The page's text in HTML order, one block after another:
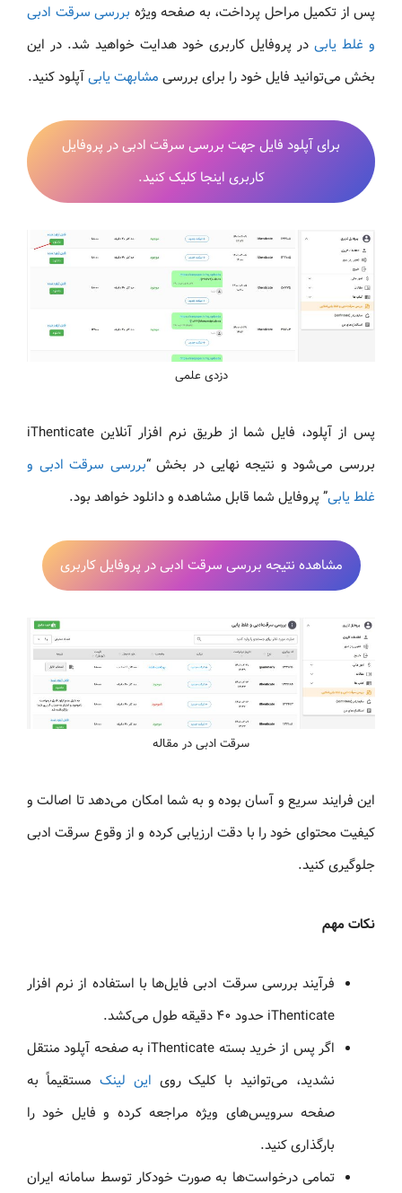
پس از تکمیل مراحل پرداخت، به صفحه ویژه بررسی سرقت ادبی
و غلط‌ یابی در پروفایل کاربری خود هدایت خواهید شد. در این
بخش می‌توانید فایل خود را برای بررسی مشابهت یابیآپلود کنید.
برای آپلود فایل جهت بررسی سرقت ادبی در پروفایل
کاربری اینجا کلیک کنید.
دزدی علمی
پس از آپلود، فایل شما از طریق نرم افزار آنلاین iThenticate
بررسی می‌شود و نتیجه نهایی در بخش “بررسی سرقت ادبی و
غلط‌ یابی” پروفایل شما قابل مشاهده و دانلود خواهد بود.
مشاهده نتیجه بررسی سرقت ادبی در پروفایل کاربری
سرقت ادبی در مقاله
این فرایند سریع و آسان بوده و به شما امکان می‌دهد تا اصالت و
کیفیت محتوای خود را با دقت ارزیابی کرده و از وقوع سرقت ادبی
جلوگیری کنید.
نکات مهم
فرآیند بررسی سرقت ادبی فایل‌ها با استفاده از نرم افزار
iThenticate حدود ۴۰ دقیقه طول می‌کشد.
اگر پس از خرید بسته iThenticate به صفحه آپلود منتقل
نشدید، می‌توانید با کلیک روی این لینک مستقیماً به
صفحه سرویس‌های ویژه مراجعه کرده و فایل خود را
بارگذاری کنید.
تمامی درخواست‌ها به صورت خودکار توسط سامانه ایران